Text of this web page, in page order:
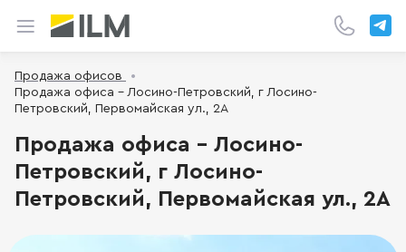
Продажа офисов
Продажа офиса - Лосино-Петровский, г Лосино-
Петровский, Первомайская ул., 2А
Продажа офиса - Лосино-
Петровский, г Лосино-
Петровский, Первомайская ул., 2А